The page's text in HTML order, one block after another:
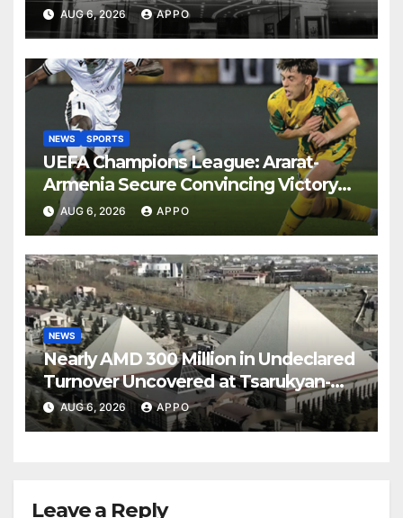
AUG 6, 2026 APPO
NEWS SPORTS
UEFA Champions League: Ararat-
Armenia Secure Convincing Victory
Over Shamrock Rovers 2-0
AUG 6, 2026 APPO
NEWS
Nearly AMD 300 Million in Undeclared
Turnover Uncovered at Tsarukyan-
Owned Entertainment Center
AUG 6, 2026 APPO
Leave a Reply